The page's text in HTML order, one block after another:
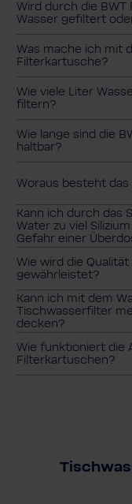
Wird durch die
Wasser gefiltert
Was mache ich mit
Filterkartusche?
Wie viele Liter
filtern?
Wie lange sind die
haltbar?
Woraus besteht
Kann ich durch das
Water zu viel
Gefahr einer
Wie wird die
gewährleistet?
Kann ich mit dem
Tischwasserfilter
decken?
Wie funktioniert die
Filterkartuschen?